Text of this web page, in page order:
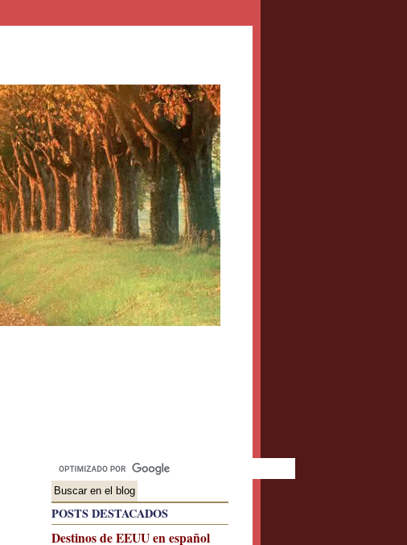
POSTS DESTACADOS
Destinos de EEUU en español